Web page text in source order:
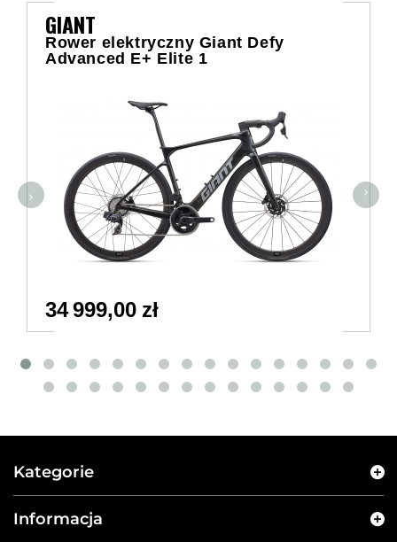
GIANT
Rower elektryczny Giant Defy
Advanced E+ Elite 1
34 999,00 zł
Kategorie
Informacja